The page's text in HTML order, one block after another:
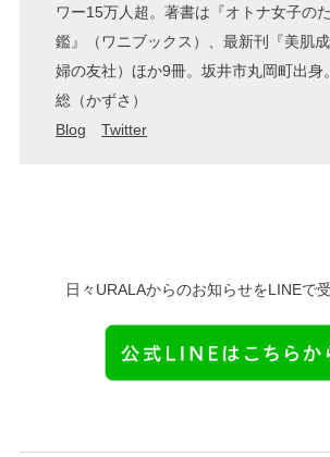
ワー15万人超。著書は『オトナ女子の
鑑』（ワニブックス）、最新刊『美肌
婦の友社）ほか9冊。坂井市丸岡町出身
総（かずさ）
Blog
Twitter
日々URALAからのお知らせをLINEで